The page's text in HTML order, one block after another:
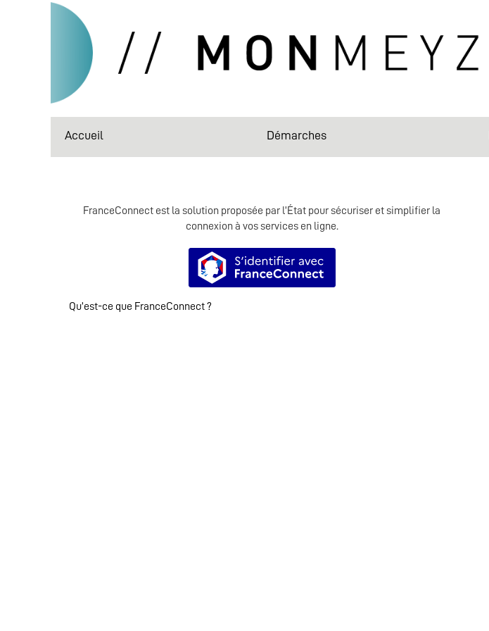
Accueil Démarches
FranceConnect est la solution proposée par l’État pour sécuriser et simplifier la
connexion à vos services en ligne.
S’identifier avec FranceConnect
Qu’est-ce que FranceConnect ?